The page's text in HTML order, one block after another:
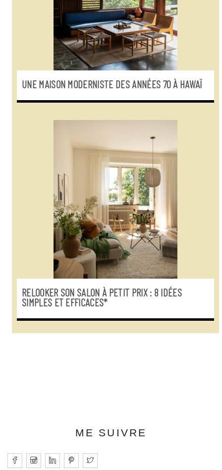
UNE MAISON MODERNISTE DES ANNÉES 70 À HAWAÏ
RELOOKER SON SALON À PETIT PRIX : 8 IDÉES
SIMPLES ET EFFICACES*
ME SUIVRE